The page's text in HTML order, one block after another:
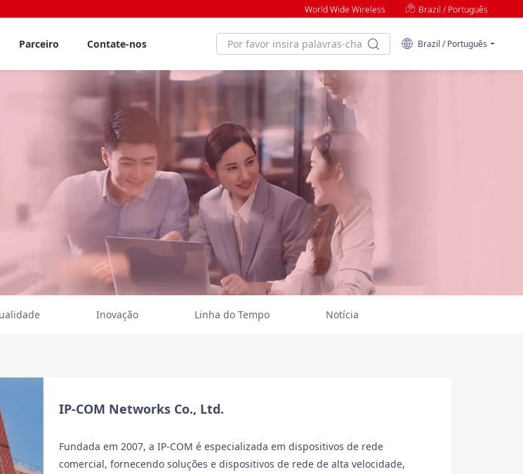
World Wide Wireless Brazil / Português
Parceiro Contate-nos Brazil / Português
Inovação Linha do Tempo Notícia
IP-COM Networks Co., Ltd.
Fundada em 2007, a IP-COM é especializada em dispositivos de rede
comercial, fornecendo soluções e dispositivos de rede de alta velocidade,